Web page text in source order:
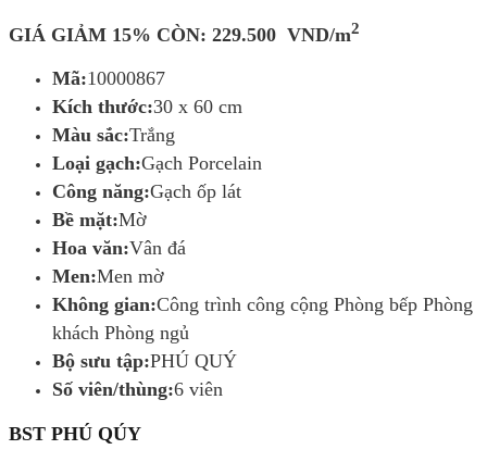
GIÁ GIẢM 15% CÒN: 229.500 VND/m2
Mã:10000867
Kích thước:30 x 60 cm
Màu sắc:Trắng
Loại gạch:Gạch Porcelain
Công năng:Gạch ốp lát
Bề mặt:Mờ
Hoa văn:Vân đá
Men:Men mờ
Không gian:Công trình công cộng Phòng bếp Phòng
khách Phòng ngủ
Bộ sưu tập:PHÚ QUÝ
Số viên/thùng:6 viên
BST PHÚ QÚY